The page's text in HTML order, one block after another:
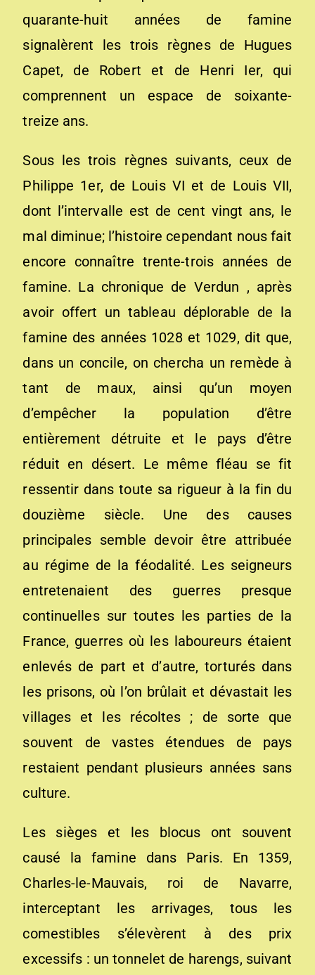
quarante-huit années de famine
signalèrent les trois règnes de Hugues
Capet, de Robert et de Henri Ier, qui
comprennent un espace de soixante-
treize ans.
Sous les trois règnes suivants, ceux de
Philippe 1er, de Louis VI et de Louis VII,
dont l’intervalle est de cent vingt ans, le
mal diminue; l’histoire cependant nous fait
encore connaître trente-trois années de
famine. La chronique de Verdun , après
avoir offert un tableau déplorable de la
famine des années 1028 et 1029, dit que,
dans un concile, on chercha un remède à
tant de maux, ainsi qu’un moyen
d’empêcher la population d’être
entièrement détruite et le pays d’être
réduit en désert. Le même fléau se fit
ressentir dans toute sa rigueur à la fin du
douzième siècle. Une des causes
principales semble devoir être attribuée
au régime de la féodalité. Les seigneurs
entretenaient des guerres presque
continuelles sur toutes les parties de la
France, guerres où les laboureurs étaient
enlevés de part et d’autre, torturés dans
les prisons, où l’on brûlait et dévastait les
villages et les récoltes ; de sorte que
souvent de vastes étendues de pays
restaient pendant plusieurs années sans
culture.
Les sièges et les blocus ont souvent
causé la famine dans Paris. En 1359,
Charles-le-Mauvais, roi de Navarre,
interceptant les arrivages, tous les
comestibles s’élevèrent à des prix
excessifs : un tonnelet de harengs, suivant